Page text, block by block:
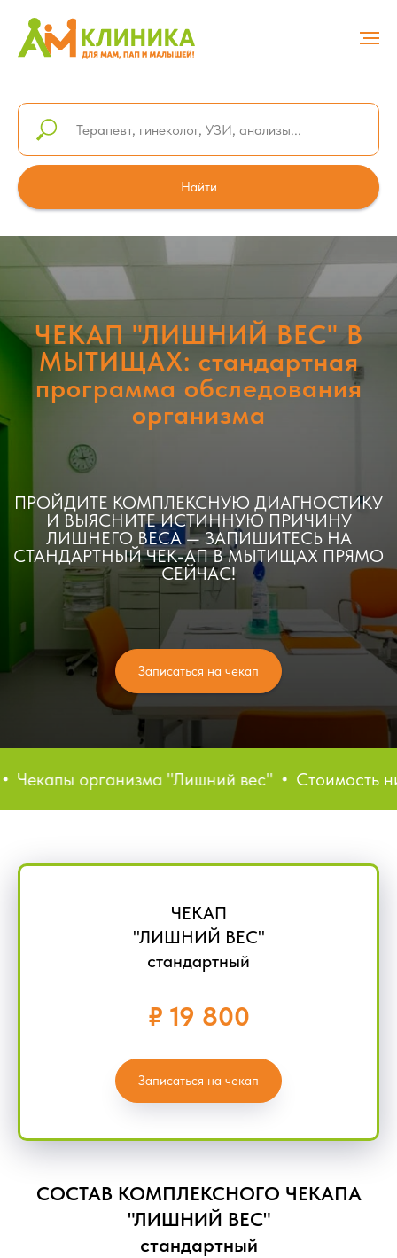
Найти
ЧЕКАП "ЛИШНИЙ ВЕС" В
МЫТИЩАХ: стандартная
программа обследования
организма
ПРОЙДИТЕ КОМПЛЕКСНУЮ ДИАГНОСТИКУ
И ВЫЯСНИТЕ ИСТИННУЮ ПРИЧИНУ
ЛИШНЕГО ВЕСА — ЗАПИШИТЕСЬ НА
СТАНДАРТНЫЙ ЧЕК-АП В МЫТИЩАХ ПРЯМО
СЕЙЧАС!
Записаться на чекап
организма "Лишний вес" Стоимость ниже
ЧЕКАП
"ЛИШНИЙ ВЕС"
стандартный
₽ 19 800
Записаться на чекап
СОСТАВ КОМПЛЕКСНОГО ЧЕКАПА
"ЛИШНИЙ ВЕС"
стандартный